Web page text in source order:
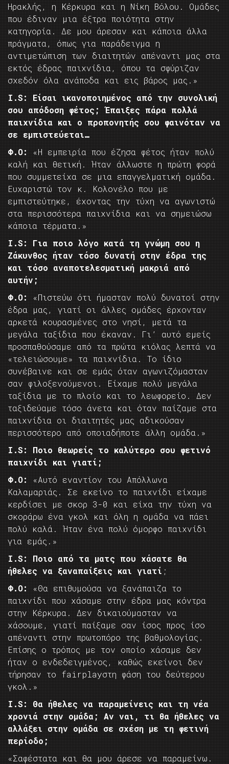
Ηρακλής, η Κέρκυρα και η Νίκη Βόλου. Ομάδες
που έδιναν μια έξτρα ποιότητα στην
κατηγορία. Δε μου άρεσαν και κάποια άλλα
πράγματα, όπως για παράδειγμα η
αντιμετώπιση των διαιτητών απέναντι μας στα
εκτός έδρας παιχνίδια, όπου τα σφύριζαν
σχεδόν όλα ανάποδα και εις βάρος μας.»
I.S: Είσαι ικανοποιημένος από την συνολική
σου απόδοση φέτος; Έπαιξες πάρα πολλά
παιχνίδια και ο προπονητής σου φαινόταν να
σε εμπιστεύεται…
Φ.Ο:
«Η εμπειρία που έζησα φέτος ήταν πολύ
καλή και θετική. Ήταν άλλωστε η πρώτη φορά
που συμμετείχα σε μια επαγγελματική ομάδα.
Ευχαριστώ τον κ. Κολονέλο που με
εμπιστεύτηκε, έχοντας την τύχη να αγωνιστώ
στα περισσότερα παιχνίδια και να σημειώσω
κάποια τέρματα.»
I.S: Για ποιο λόγο κατά τη γνώμη σου η
Ζάκυνθος ήταν τόσο δυνατή στην έδρα της
και τόσο αναποτελεσματική μακριά από
αυτήν;
Φ.Ο:
«Πιστεύω ότι ήμασταν πολύ δυνατοί στην
έδρα μας, γιατί οι άλλες ομάδες έρχονταν
αρκετά κουρασμένες στο νησί, μετά τα
μεγάλα ταξίδια που έκαναν. Γι’ αυτό εμείς
προσπαθούσαμε από τα πρώτα κιόλας λεπτά να
«τελειώσουμε» τα παιχνίδια. Το ίδιο
συνέβαινε και σε εμάς όταν αγωνιζόμασταν
σαν φιλοξενούμενοι. Είχαμε πολύ μεγάλα
ταξίδια με το πλοίο και το λεωφορείο. Δεν
ταξιδεύαμε τόσο άνετα και όταν παίζαμε στα
παιχνίδια οι διαιτητές μας αδικούσαν
περισσότερο από οποιαδήποτε άλλη ομάδα.»
I.S: Ποιο θεωρείς το καλύτερο σου φετινό
παιχνίδι και γιατί;
Φ.Ο:
«Αυτό εναντίον του Απόλλωνα
Καλαμαριάς. Σε εκείνο το παιχνίδι είχαμε
κερδίσει με σκορ 3-0 και είχα την τύχη να
σκοράρω ένα γκολ και όλη η ομάδα να πάει
πολύ καλά. Ήταν ένα πολύ όμορφο παιχνίδι
για εμάς.»
I.S: Ποιο από τα ματς που χάσατε θα
ήθελες να ξαναπαίξεις και γιατί ;
Φ.Ο:
«Θα επιθυμούσα να ξανάπαιζα το
παιχνίδι που χάσαμε στην έδρα μας κόντρα
στην Κέρκυρα. Δεν δικαιούμασταν να
χάσουμε, γιατί παίξαμε σαν ίσος προς ίσο
απέναντι στην πρωτοπόρο της βαθμολογίας.
Επίσης ο τρόπος με τον οποίο χάσαμε δεν
ήταν ο ενδεδειγμένος, καθώς εκείνοι δεν
τήρησαν το fairplayστη φάση του δεύτερου
γκολ.»
I.S: Θα ήθελες να παραμείνεις και τη νέα
χρονιά στην ομάδα; Αν ναι, τι θα ήθελες να
αλλάξει στην ομάδα σε σχέση με τη φετινή
περίοδο;
«Σαφέστατα και θα μου άρεσε να παραμείνω.